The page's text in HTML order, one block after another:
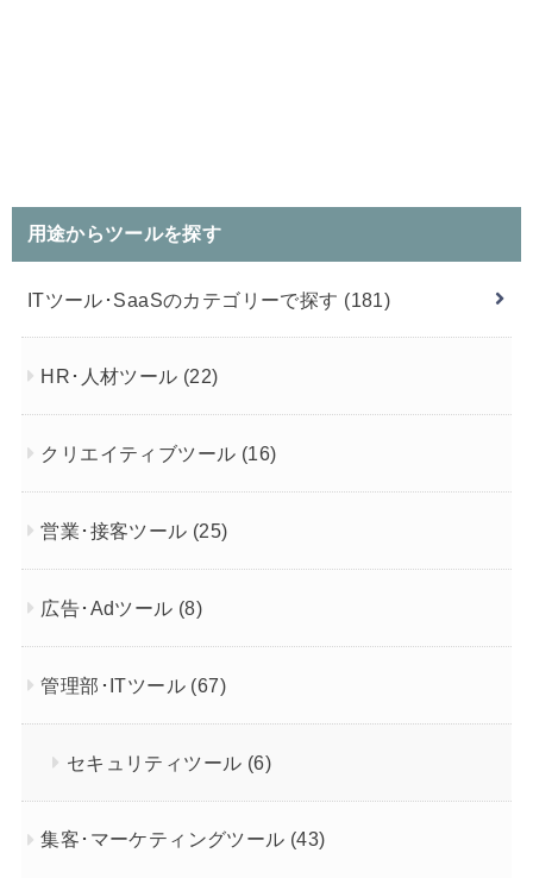
用途からツールを探す
ITツール･SaaSのカテゴリーで探す (181)
HR･人材ツール (22)
クリエイティブツール (16)
営業･接客ツール (25)
広告･Adツール (8)
管理部･ITツール (67)
セキュリティツール (6)
集客･マーケティングツール (43)